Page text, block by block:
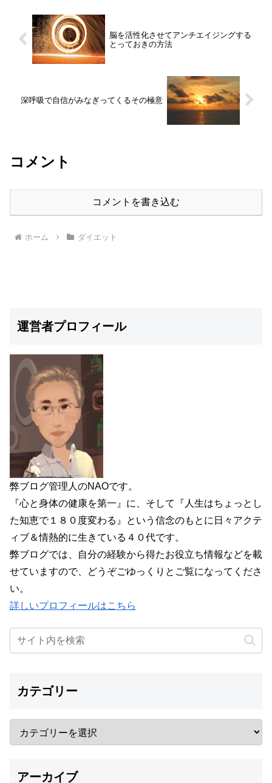
脳を活性化させてアンチエイジングする
とっておきの方法
深呼吸で自信がみなぎってくるその極意
コメント
コメントを書き込む
ホーム ダイエット
運営者プロフィール
弊ブログ管理人のNAOです。
『心と身体の健康を第一』に、そして『人生はちょっとし
た知恵で１８０度変わる』という信念のもとに日々アクテ
ィブ＆情熱的に生きている４０代です。
弊ブログでは、自分の経験から得たお役立ち情報などを載
せていますので、どうぞごゆっくりとご覧になってくださ
い。
詳しいプロフィールはこちら
カテゴリー
アーカイブ